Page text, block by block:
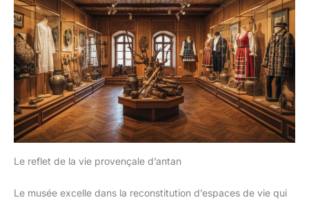
Le reflet de la vie provençale d’antan
Le musée excelle dans la reconstitution d’espaces de vie qui